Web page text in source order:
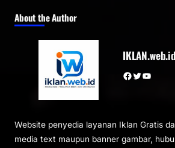
About the Author
IKLAN.web.id
Facebook Twitter YouTube
Website penyedia layanan Iklan Gratis
media text maupun banner gambar,